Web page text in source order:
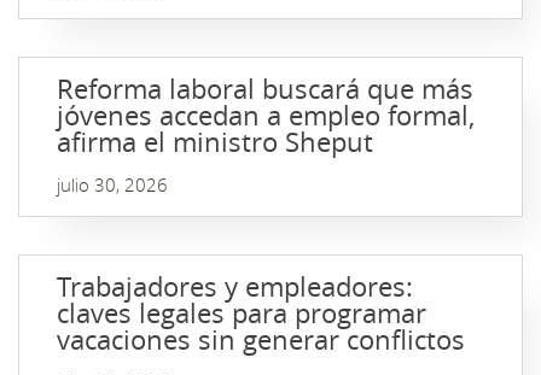
Reforma laboral buscará que más
jóvenes accedan a empleo formal,
afirma el ministro Sheput
julio 30, 2026
Trabajadores y empleadores:
claves legales para programar
vacaciones sin generar conflictos